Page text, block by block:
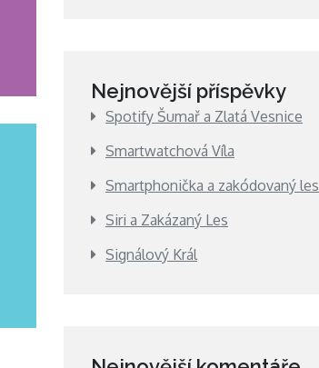
Nejnovější příspěvky
Spotify Šumař a Zlatá Vesnice
Smartwatchová Víla
Smartphonička a zakódovaný les
Siri a Zakázaný Les
Signálový Král